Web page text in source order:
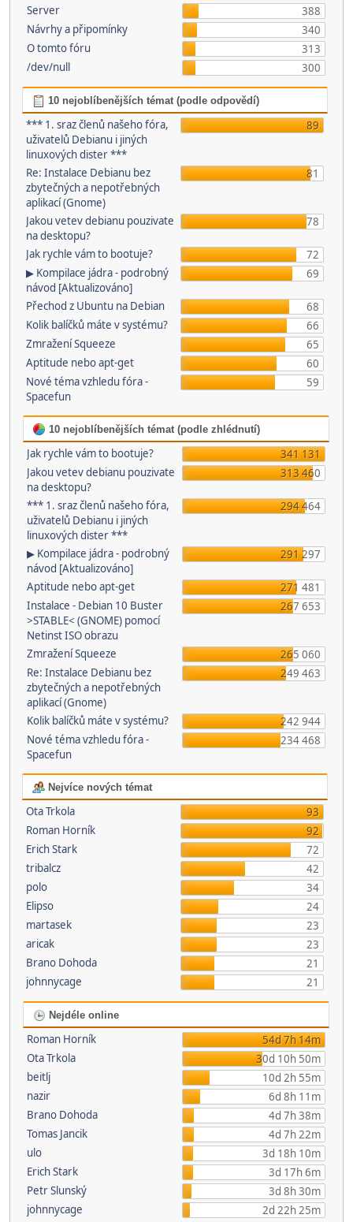
Server
388
Návrhy a připomínky
340
O tomto fóru
313
/dev/null
300
10 nejoblíbenějších témat (podle odpovědí)
*** 1. sraz členů našeho fóra,
uživatelů Debianu i jiných
linuxových dister ***
89
Re: Instalace Debianu bez
zbytečných a nepotřebných
aplikací (Gnome)
81
Jakou vetev debianu pouzivate
na desktopu?
78
Jak rychle vám to bootuje?
72
▶ Kompilace jádra - podrobný
návod [Aktualizováno]
69
Přechod z Ubuntu na Debian
68
Kolik balíčků máte v systému?
66
Zmražení Squeeze
65
Aptitude nebo apt-get
60
Nové téma vzhledu fóra -
Spacefun
59
10 nejoblíbenějších témat (podle zhlédnutí)
Jak rychle vám to bootuje?
341 131
Jakou vetev debianu pouzivate
na desktopu?
313 460
*** 1. sraz členů našeho fóra,
uživatelů Debianu i jiných
linuxových dister ***
294 464
▶ Kompilace jádra - podrobný
návod [Aktualizováno]
291 297
Aptitude nebo apt-get
271 481
Instalace - Debian 10 Buster
>STABLE< (GNOME) pomocí
Netinst ISO obrazu
267 653
Zmražení Squeeze
265 060
Re: Instalace Debianu bez
zbytečných a nepotřebných
aplikací (Gnome)
249 463
Kolik balíčků máte v systému?
242 944
Nové téma vzhledu fóra -
Spacefun
234 468
Nejvíce nových témat
Ota Trkola
93
Roman Horník
92
Erich Stark
72
tribalcz
42
polo
34
Elipso
24
martasek
23
aricak
23
Brano Dohoda
21
johnnycage
21
Nejdéle online
Roman Horník
54d 7h 14m
Ota Trkola
30d 10h 50m
beitlj
10d 2h 55m
nazir
6d 8h 11m
Brano Dohoda
4d 7h 38m
Tomas Jancik
4d 7h 22m
ulo
3d 18h 10m
Erich Stark
3d 17h 6m
Petr Slunský
3d 8h 30m
johnnycage
2d 22h 25m